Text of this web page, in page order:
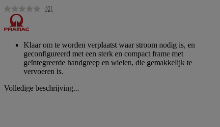
Geen
(0)
Klaar om te worden verplaatst waar stroom nodig is, en
geconfigureerd met een sterk en compact frame met
geïntegreerde handgreep en wielen, die gemakkelijk te
vervoeren is.
Volledige beschrijving...